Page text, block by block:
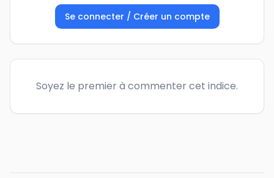
Se connecter / Créer un compte
Soyez le premier à commenter cet indice.